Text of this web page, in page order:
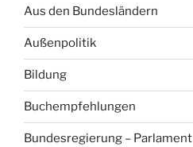
Aus den Bundesländern
Außenpolitik
Bildung
Buchempfehlungen
Bundesregierung – Parlament